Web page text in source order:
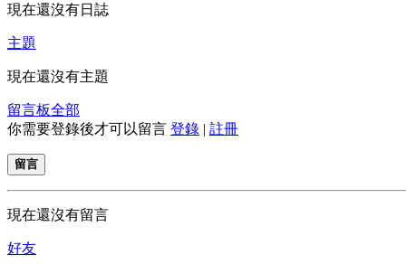
現在還沒有日誌
主題
現在還沒有主題
留言板全部
你需要登錄後才可以留言 登錄 | 註冊
留言
現在還沒有留言
好友